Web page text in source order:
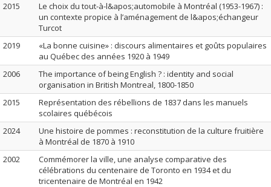
2015
Le choix du tout-à-l&apos;automobile à Montréal (1953-1967) :
un contexte propice à l’aménagement de l&apos;échangeur
Turcot
2019
«La bonne cuisine» : discours alimentaires et goûts populaires
au Québec des années 1920 à 1949
2006
The importance of being English ? : identity and social
organisation in British Montreal, 1800-1850
2015
Représentation des rébellions de 1837 dans les manuels
scolaires québécois
2024
Une histoire de pommes : reconstitution de la culture fruitière
à Montréal de 1870 à 1910
2002
Commémorer la ville, une analyse comparative des
célébrations du centenaire de Toronto en 1934 et du
tricentenaire de Montréal en 1942